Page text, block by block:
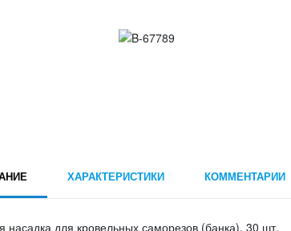
ХАРАКТЕРИСТИКИ КОММЕНТАРИИ
насадка для кровельных саморезов (банка), 30 шт.